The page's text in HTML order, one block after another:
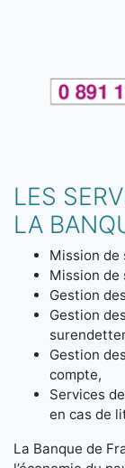
LES
LA
Mission
Mission
Gestion
Gestion
Gestion
compte,
Services
en cas de
La Banque de